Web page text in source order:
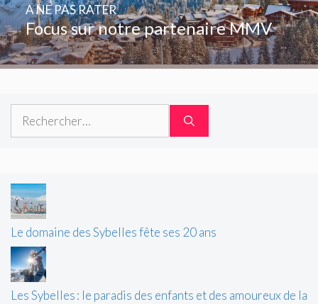
Focus sur notre partenaire MMV
A NE PAS RATER
Le domaine des Sybelles fête ses 20 ans
Les Sybelles : le paradis des enfants et des amoureux de la